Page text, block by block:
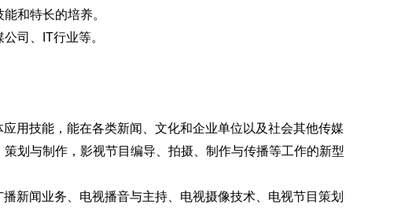
和特长的培养。
司、 IT行业等。
用技能，能在各类新闻、文化和企业单位以及社会其他传媒
划与制作，影视节目编导、拍摄、制作与传播等工作的新型
新闻业务、电视播音与主持、电视摄像技术、电视节目策划